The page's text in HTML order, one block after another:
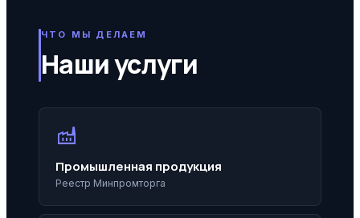
ЧТО МЫ ДЕЛАЕМ
Наши услуги
factory
Промышленная продукция
Реестр Минпромторга